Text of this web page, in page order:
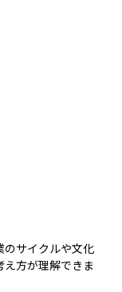
のサイクルや文化
方が理解できま